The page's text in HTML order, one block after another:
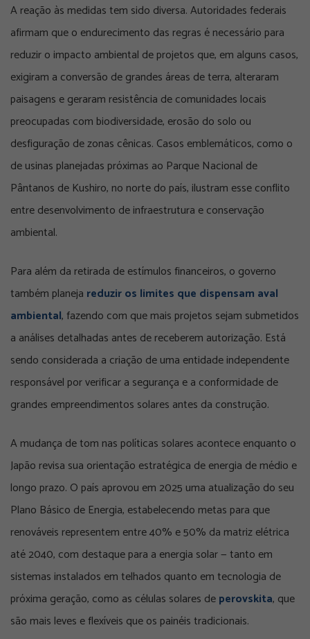
A reação às medidas tem sido diversa. Autoridades federais
afirmam que o endurecimento das regras é necessário para
reduzir o impacto ambiental de projetos que, em alguns casos,
exigiram a conversão de grandes áreas de terra, alteraram
paisagens e geraram resistência de comunidades locais
preocupadas com biodiversidade, erosão do solo ou
desfiguração de zonas cênicas. Casos emblemáticos, como o
de usinas planejadas próximas ao Parque Nacional de
Pântanos de Kushiro, no norte do país, ilustram esse conflito
entre desenvolvimento de infraestrutura e conservação
ambiental.
Para além da retirada de estímulos financeiros, o governo
também planeja reduzir os limites que dispensam aval
ambiental, fazendo com que mais projetos sejam submetidos
a análises detalhadas antes de receberem autorização. Está
sendo considerada a criação de uma entidade independente
responsável por verificar a segurança e a conformidade de
grandes empreendimentos solares antes da construção.
A mudança de tom nas políticas solares acontece enquanto o
Japão revisa sua orientação estratégica de energia de médio e
longo prazo. O país aprovou em 2025 uma atualização do seu
Plano Básico de Energia, estabelecendo metas para que
renováveis representem entre 40% e 50% da matriz elétrica
até 2040, com destaque para a energia solar — tanto em
sistemas instalados em telhados quanto em tecnologia de
próxima geração, como as células solares deperovskita, que
são mais leves e flexíveis que os painéis tradicionais.